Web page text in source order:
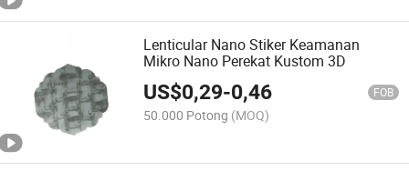
Lenticular Nano Stiker Keamanan
Mikro Nano Perekat Kustom 3D
US$0,29-0,46 FOB
50.000 Potong (MOQ)